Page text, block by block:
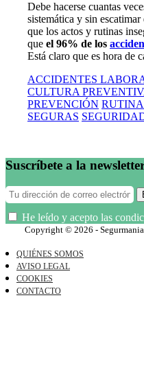
Debe hacerse cuantas
sistemática y sin
que los actos y rutinas
que el 96% de los
Está claro que es hora de
ACCIDENTES
CULTURA
PREVENCIÓN
SEGURAS
Suscríbete a la
He leído y acepto las
Copyright © 2026 - Segurmania
QUIÉNES SOMOS
AVISO LEGAL
COOKIES
CONTACTO